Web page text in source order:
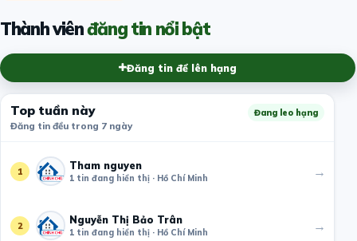
Thành viênđăng tin nổi bật
Đăng tin để lên hạng
Top tuần này
Đăng tin đều trong 7 ngày
Đang leo hạng
1 Tham nguyen
1 tin đang hiển thị · Hồ Chí Minh →
2 Nguyễn Thị Bảo Trân
1 tin đang hiển thị · Hồ Chí Minh →